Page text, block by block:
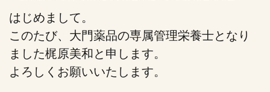
はじめまして。
このたび、大門薬品の専属管理栄養士となり
ました梶原美和と申します。
よろしくお願いいたします。